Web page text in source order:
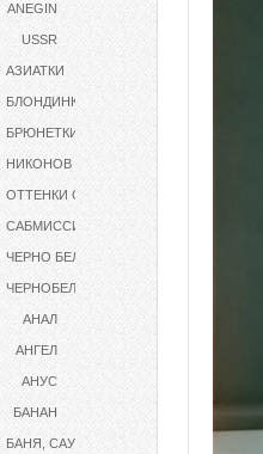
ANEGIN
USSR
АЗИАТКИ
БЛОНДИНКИ
БРЮНЕТКИ
НИКОНОВ
САБМИССИВ
ЧЕРНО БЕЛОЕ
ЧЕРНОБЕЛОЕ
АНАЛ
АНГЕЛ
АНУС
БАНАН
БАНЯ, САУНА